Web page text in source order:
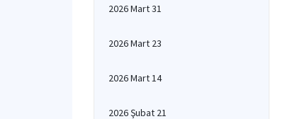
2026 Mart 31
2026 Mart 23
2026 Mart 14
2026 Şubat 21